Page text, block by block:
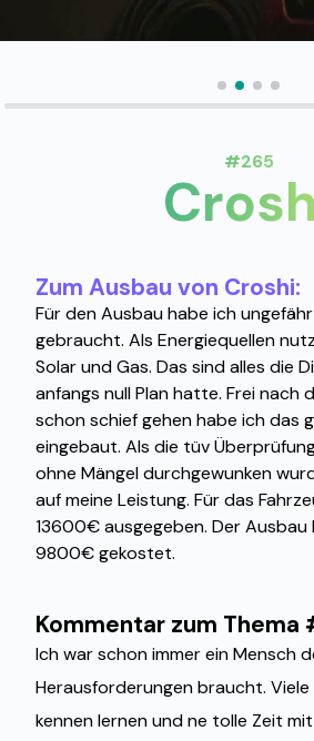
#265
Zum Ausbau von Croshi:
Für den Ausbau habe ich
gebraucht. Als Energiequellen
Solar und Gas. Das sind alles die
anfangs null Plan hatte. Frei nach
schon schief gehen habe ich das
eingebaut. Als die tüv
ohne Mängel durchgewunken
auf meine Leistung. Für das
13600€ ausgegeben. Der
9800€ gekostet.
Kommentar zum Thema
Ich war schon immer ein Mensch
Herausforderungen braucht.
kennen lernen und ne tolle Zeit